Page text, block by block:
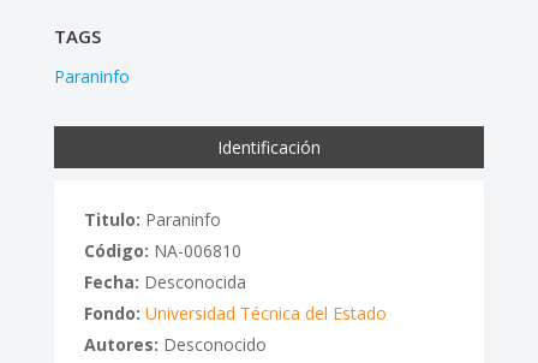
TAGS
Paraninfo
Identificación
Titulo: Paraninfo
Código: NA-006810
Fecha: Desconocida
Fondo: Universidad Técnica del Estado
Autores: Desconocido